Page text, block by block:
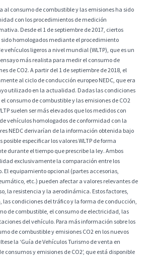
consumo de combustible y las emisiones ha sido
con los procedimientos de medición
Desde el 1 de septiembre de 2017, ciertos
homologados mediante el procedimiento
vehículos ligeros a nivel mundial (WLTP), que es un
más realista para medir el consumo de
de CO2. A partir del 1 de septiembre de 2018, el
al ciclo de conducción europeo NEDC, que era
utilizado en la actualidad. Dadas las condiciones
consumo de combustible y las emisiones de CO2
suelen ser más elevados que los medidos con
de vehículos homologados de conformidad con la
NEDC derivarían de la información obtenida bajo
posible especificar los valores WLTP de forma
durante el tiempo que prescribe la ley. Ambos
exclusivamente la comparación entre los
El equipamiento opcional (partes accesorias,
etc.) pueden afectar a valores relevantes de
la resistencia y la aerodinámica. Estos factores,
condiciones del tráfico y la forma de conducción,
de combustible, el consumo de electricidad, las
del vehículo. Para más información sobre los
de combustible y emisiones CO2 en los nuevos
la ‘Guía de Vehículos Turismo de venta en
consumos y emisiones de CO2’, que está disponible